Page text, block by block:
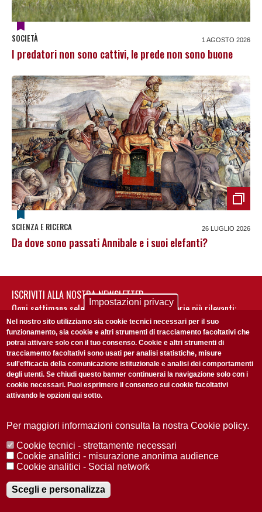
SOCIETÀ 1 AGOSTO 2026
I predatori non sono cattivi, le prede non sono buone
SCIENZA E RICERCA 26 LUGLIO 2026
Da dove sono passati Annibale e i suoi elefanti?
ISCRIVITI ALLA NOSTRA NEWSLETTER
Ogni settimana selezioniamo per te nostre storie più rilevanti:
non perderti gli aggiornamenti della nostra newsletter
Accetto laPrivacy Policy
Redazione Copyright Privacy
Area stampa
© 2025 Università di Padova
Registrazione presso il Tribunale di Padova n. 2097/2012 del 18 giugno
2012
Impostazioni privacy
Nel nostro sito utilizziamo sia cookie tecnici necessari per il suo
funzionamento, sia cookie e altri strumenti di tracciamento facoltativi che
potrai attivare solo con il tuo consenso. Cookie e altri strumenti di
tracciamento facoltativi sono usati per analisi statistiche, misure
sull'efficacia della comunicazione istituzionale e analisi dei comportamenti
degli utenti. Se chiudi questo banner continuerai la navigazione solo con i
cookie necessari. Puoi esprimere il consenso sui cookie facoltativi
attivando le opzioni qui sotto.
Per maggiori informazioni consulta la nostra Cookie policy.
Cookie tecnici - strettamente necessari
Cookie analitici - misurazione anonima audience
Cookie analitici - Social network
Scegli e personalizza